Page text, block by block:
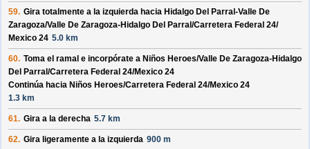
59. Gira totalmente a la izquierda hacia Hidalgo Del Parral-Valle De
Zaragoza/Valle De Zaragoza-Hidalgo Del Parral/Carretera Federal 24/
Mexico 24 5.0 km
60. Toma el ramal e incorpórate a Niños Heroes/Valle De Zaragoza-Hidalgo
Del Parral/Carretera Federal 24/Mexico 24
Continúa hacia Niños Heroes/Carretera Federal 24/Mexico 24
1.3 km
61. Gira a la derecha 5.7 km
62. Gira ligeramente a la izquierda 900 m